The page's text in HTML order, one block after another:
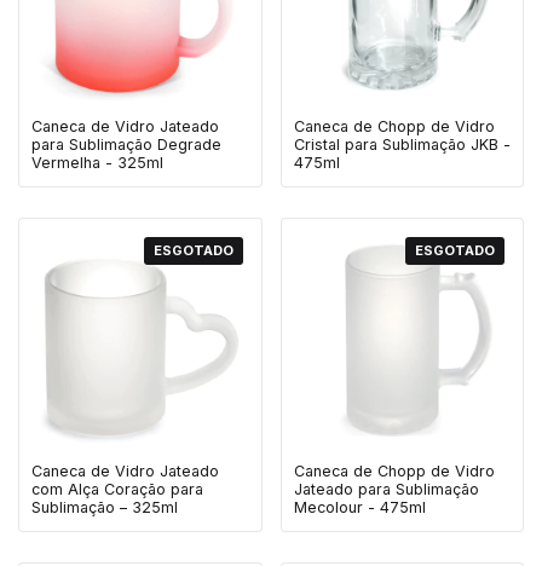
Caneca de Vidro Jateado
para Sublimação Degrade
Vermelha - 325ml
Caneca de Chopp de Vidro
Cristal para Sublimação JKB -
475ml
ESGOTADO
Caneca de Vidro Jateado
com Alça Coração para
Sublimação – 325ml
ESGOTADO
Caneca de Chopp de Vidro
Jateado para Sublimação
Mecolour - 475ml